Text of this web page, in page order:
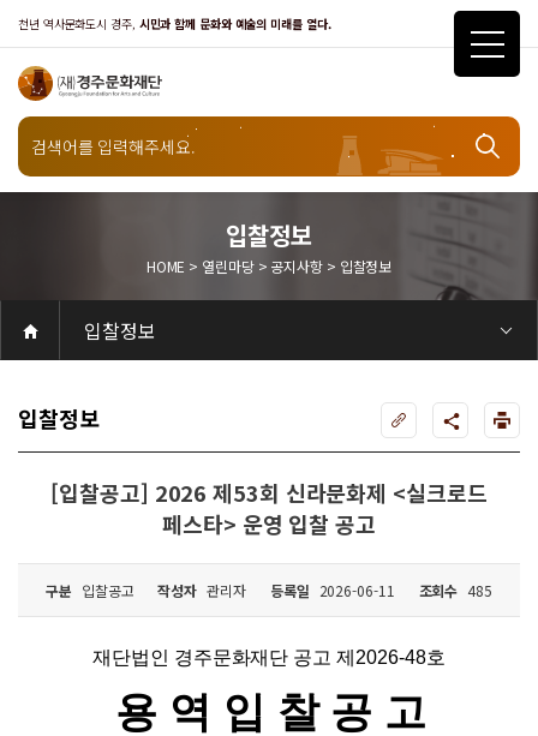
천년 역사문화도시 경주, 시민과 함께 문화와 예술의 미래를 열다.
입찰정보
HOME > 열린마당 > 공지사항 > 입찰정보
공지사항
입찰정보
공연
공연일정
객석안내
화랑홀
화랑홀 2층
화랑홀 3층
원화홀
티켓안내
티켓안내
티켓예매
티켓수령
할인규정
취소·환불규정
문화나눔티켓
공연예절·서비스
공연장 관람예절
공연장 편의서비스
전시
전시일정
현재전시
예정전시
지난전시
전시연계교육신청
알천미술관소장품
전시예절·서비스
미술관 관람예절
미술관 편의서비스
아카데미
교육일정
문화행사
행사일정
행사소개
경주 대릉원돌담길 축제
국제경주역사문화포럼
금속공예관
경주 e스포츠 페스티벌
돗자리피크닉
국제경주역사문화포럼
교촌문화공연 신라오기
신라문화제
국제뮤직페스티벌
경주문화관1918
교촌버스킹
지역예술인 지원사업
봉황대 뮤직스퀘어
경주국악여행
제야의 종 타종식
한수원아트페스티벌
한복문화주간
동아시아 문화도시
MyK FESTA in 경주
경주시 관광기념품 공모전
뉴스
갤러리
대관
대관공고·절차
경주예술의전당
경주문화관1918
대관운영조례
운영조례
경주예술의전당
운영규칙
공연장 및 부대시설
알천미술관
경주문화관1918
사용료
경주예술의전당
경주문화관1918
대관신청
경주예술의전당
경주문화관1918
시설소개
경주예술의전당
시설소개
공연장
화랑홀
원화홀
알천미술관
기타시설
경주문화관1918
시립예술단
시립극단
시립극단 소개
단원현황
시립합창단
시립합창단 소개
단원현황
시립신라고취대
시립신라고취대 소개
단원현황
연간일정
열린마당
공지사항
공지사항
입찰정보
채용정보
자료실
홍보·보도자료
서식·매뉴얼
웹진
Q&A
FAQ
가입 및 정보
공연
전시
아카데미
대관
기타
질문과답변
우수고객
회원안내 · 혜택
우수고객
경주문화재단
인사말
재단소개
비전전략
사업안내
연혁
재단CI
조직도
ESG 윤리·경영
ESG경영 선언문
인권경영선언문
임직원행동강령
문화서비스윤리헌장
통합신고센터
경영공시
경영목표 예산서 운영계획
결산서
임원 및 운영인력 현황 인건비 예산 집행현황
경영실적
외부기관 감사
기타공시
계약현황
기부금현황
업무추진비 복리후생비 내역
오시는길
경주예술의전당
경주문화관1918
신라금속공예관
입찰정보
[입찰공고] 2026 제53회 신라문화제 <실크로드
페스타> 운영 입찰 공고
구분 입찰공고 작성자 관리자 등록일 2026-06-11 조회수 485
재단법인 경주문화재단 공고 제 2026-48호
용 역 입 찰 공 고